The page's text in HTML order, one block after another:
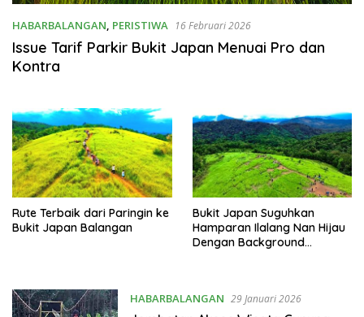
HABARBALANGAN, PERISTIWA 16 Februari 2026
Issue Tarif Parkir Bukit Japan Menuai Pro dan
Kontra
Rute Terbaik dari Paringin ke
Bukit Japan Balangan
Bukit Japan Suguhkan
Hamparan Ilalang Nan Hijau
Dengan Background
HABARBALANGAN 29 Januari 2026